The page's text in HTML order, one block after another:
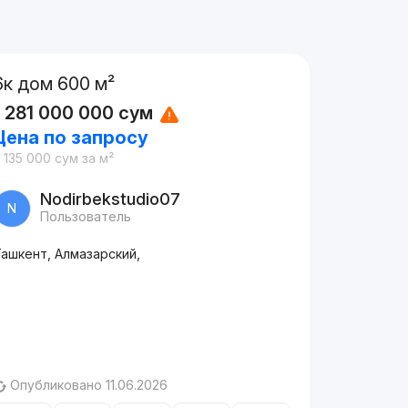
дом 600 м²
281 000 000 сум
по запросу
135 000 сум за м²
N Nodirbekstudio07
Пользователь
Алмазарский,
Опубликовано 11.06.2026